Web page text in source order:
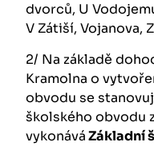
dvorců, U
V Zátiší, Vojanova,
2/ Na základě
Kramolna o
obvodu se
školského obvodu
vykonáváZákladní